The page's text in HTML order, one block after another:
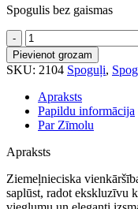
Spogulis bez gaismas
Refine
spogulis
550x1600
mm
brūns
misiņš
daudzums
Pievienot grozam
SKU: 2104 Spoguļi,
Apraksts
Papildu informācija
Par Zīmolu
Apraksts
Ziemeļnieciska
saplūst, radot ekskluzīvu